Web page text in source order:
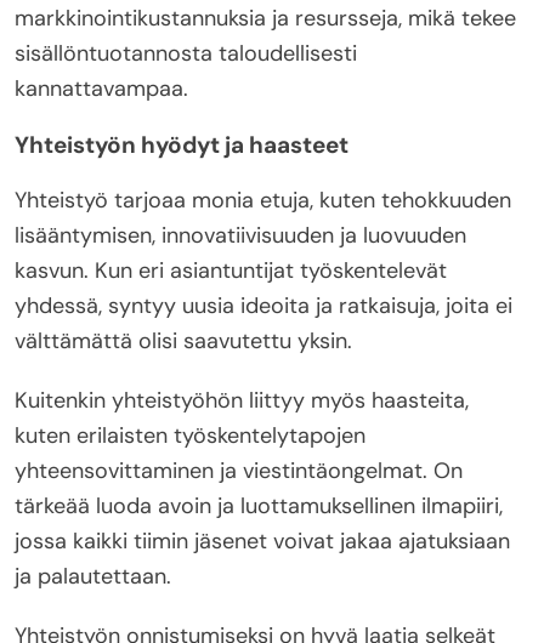
markkinointikustannuksia ja resursseja, mikä tekee
sisällöntuotannosta taloudellisesti
kannattavampaa.
Yhteistyön hyödyt ja haasteet
Yhteistyö tarjoaa monia etuja, kuten tehokkuuden
lisääntymisen, innovatiivisuuden ja luovuuden
kasvun. Kun eri asiantuntijat työskentelevät
yhdessä, syntyy uusia ideoita ja ratkaisuja, joita ei
välttämättä olisi saavutettu yksin.
Kuitenkin yhteistyöhön liittyy myös haasteita,
kuten erilaisten työskentelytapojen
yhteensovittaminen ja viestintäongelmat. On
tärkeää luoda avoin ja luottamuksellinen ilmapiiri,
jossa kaikki tiimin jäsenet voivat jakaa ajatuksiaan
ja palautettaan.
Yhteistyön onnistumiseksi on hyvä laatia selkeät